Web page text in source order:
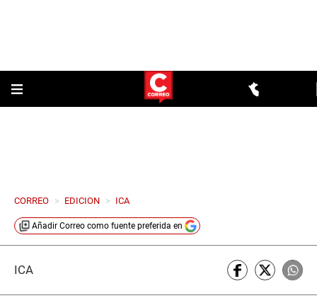
CORREO > EDICION > ICA
Añadir Correo como fuente preferida en
ICA